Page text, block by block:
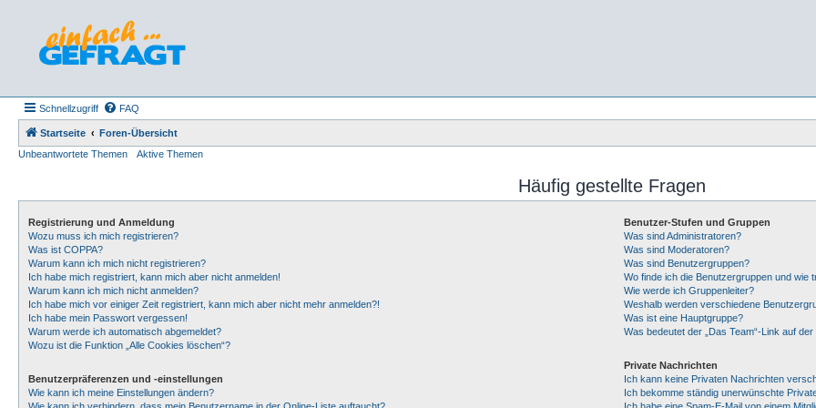
Schnellzugriff FAQ
Startseite
Foren-Übersicht
Unbeantwortete Themen
Aktive Themen
Häufig gestellte Fragen
Registrierung und Anmeldung
Wozu muss ich mich registrieren?
Was ist COPPA?
Warum kann ich mich nicht registrieren?
Ich habe mich registriert, kann mich aber nicht anmelden!
Warum kann ich mich nicht anmelden?
Ich habe mich vor einiger Zeit registriert, kann mich aber nicht mehr anmelden?!
Ich habe mein Passwort vergessen!
Warum werde ich automatisch abgemeldet?
Wozu ist die Funktion „Alle Cookies löschen“?
Benutzerpräferenzen und -einstellungen
Wie kann ich meine Einstellungen ändern?
Benutzer-Stufen und Gruppen
Was sind Administratoren?
Was sind Moderatoren?
Was sind Benutzergruppen?
Wo finde ich die Benutzergruppen und wie
Wie werde ich Gruppenleiter?
Weshalb werden verschiedene
Was ist eine Hauptgruppe?
Was bedeutet der „Das Team“-Link auf
Private Nachrichten
Ich kann keine Privaten Nachrichten
Ich bekomme ständig unerwünschte